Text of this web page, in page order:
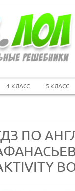
4 КЛАСС 5 КЛАСС
ПО